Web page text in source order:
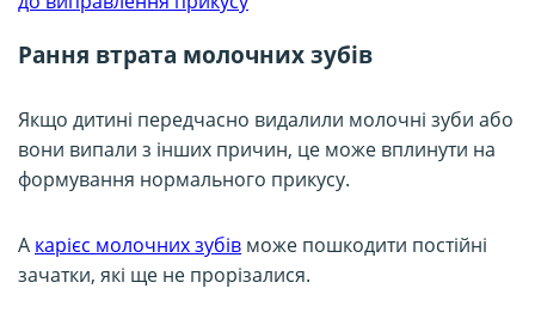
Рання втрата молочних зубів
Якщо дитині передчасно видалили молочні зуби або
вони випали з інших причин, це може вплинути на
формування нормального прикусу.
А карієс молочних зубів може пошкодити постійні
зачатки, які ще не прорізалися.